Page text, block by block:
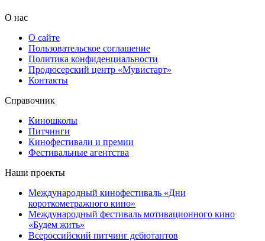
О нас
О сайте
Пользовательское соглашение
Политика конфиденциальности
Продюсерский центр «Мувистарт»
Контакты
Справочник
Киношколы
Питчинги
Кинофестивали и премии
Фестивальные агентства
Наши проекты
Международный кинофестиваль «Дни
короткометражного кино»
Международный фестиваль мотивационного кино
«Будем жить»
Всероссийский питчинг дебютантов